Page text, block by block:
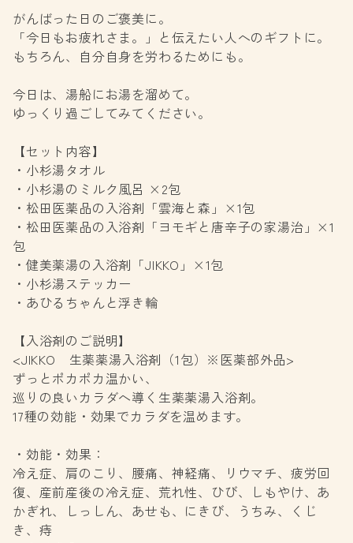
がんばった日のご褒美に。
「今日もお疲れさま。」と伝えたい人へのギフトに。
もちろん、自分自身を労わるためにも。
今日は、湯船にお湯を溜めて。
ゆっくり過ごしてみてください。
【セット内容】
・小杉湯タオル
・小杉湯のミルク風呂 ×2包
・松田医薬品の入浴剤「雲海と森」×1包
・松田医薬品の入浴剤「ヨモギと唐辛子の家湯治」×1
包
・健美薬湯の入浴剤「JIKKO」×1包
・小杉湯ステッカー
・あひるちゃんと浮き輪
【入浴剤のご説明】
<JIKKO 生薬薬湯入浴剤（1包）※医薬部外品>
ずっとポカポカ温かい、
巡りの良いカラダへ導く生薬薬湯入浴剤。
17種の効能・効果でカラダを温めます。
・効能・効果：
冷え症、肩のこり、腰痛、神経痛、リウマチ、疲労回
復、産前産後の冷え症、荒れ性、ひび、しもやけ、あ
かぎれ、しっしん、あせも、にきび、うちみ、くじ
き、痔